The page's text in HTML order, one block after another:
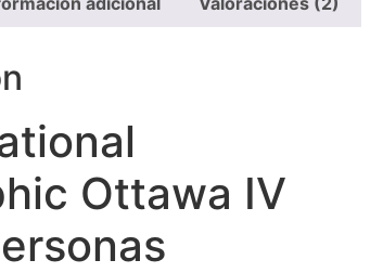
Ottawa IV